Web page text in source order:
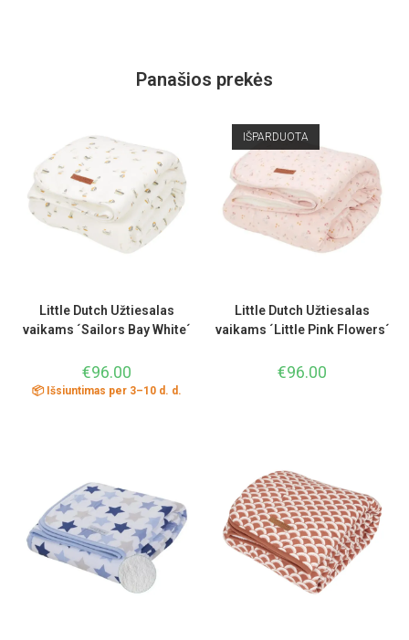
Panašios prekės
Little Dutch Užtiesalas
vaikams ´Sailors Bay White´
€96.00
📦 Išsiuntimas per 3–10 d. d.
IŠPARDUOTA
Little Dutch Užtiesalas
vaikams ´Little Pink Flowers´
€96.00